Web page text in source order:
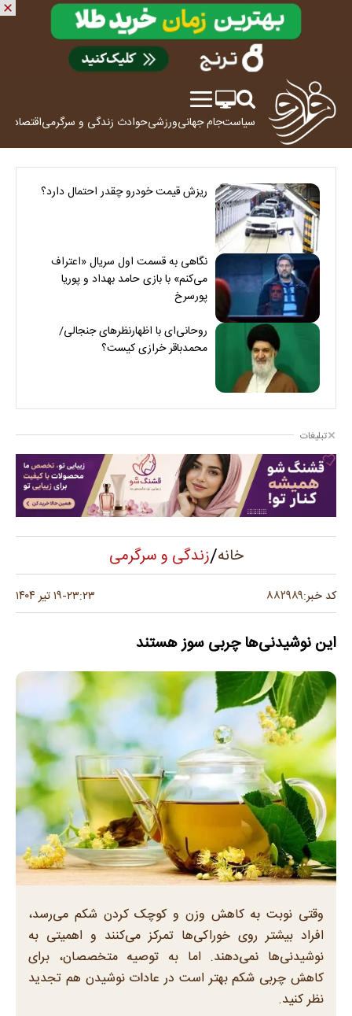
سیاستجام جهانیورزشیحوادث زندگی و سرگرمیاقتصاد
ریزش قیمت خودرو چقدر احتمال دارد؟
نگاهی به قسمت اول سریال «اعتراف
می‌کنم» با بازی حامد بهداد و پوریا
پورسرخ
روحانی‌ای با اظهارنظرهای جنجالی/
محمدباقر خرازی کیست؟
تبلیغات
خانه/زندگی و سرگرمی
کد خبر:۸۸۲۹۸۹ ۲۳:۲۳-۱۹ تیر ۱۴۰۴
این نوشیدنی‌ها چربی سوز هستند
وقتی نوبت به کاهش وزن و کوچک کردن شکم می‌رسد،
افراد بیشتر روی خوراکی‌ها تمرکز می‌کنند و اهمیتی به
نوشیدنی‌ها نمی‌دهند. اما به توصیه متخصصان، برای
کاهش چربی شکم بهتر است در عادات نوشیدن هم تجدید
نظر کنید.